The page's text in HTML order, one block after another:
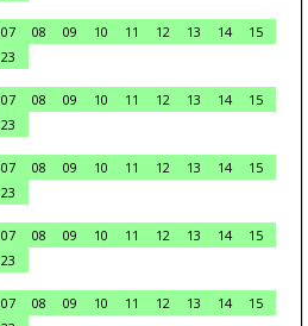
07 08 09 10 11 12 13 14
15
23
07 08 09 10 11 12 13 14
15
23
07 08 09 10 11 12 13 14
15
23
07 08 09 10 11 12 13 14
15
23
07 08 09 10 11 12 13 14
15